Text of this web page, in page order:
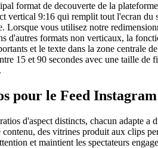
format de decouverte de la
vertical 9:16 qui remplit tout l'ecran
Lorsque vous utilisez notre
d'autres formats non verticaux, la
et le texte dans la zone centrale
15 et 90 secondes avec une taille
pour le Feed
d'aspect distincts, chacun adapte
des vitrines produit aux clips
et maintient les spectateurs